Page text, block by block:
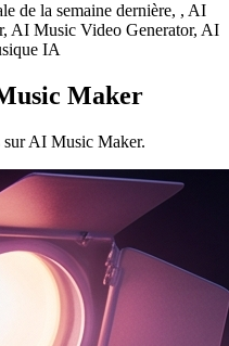
de la semaine dernière, , AI
AI Music Video Generator, AI
IA
Maker
sur AI Music Maker.